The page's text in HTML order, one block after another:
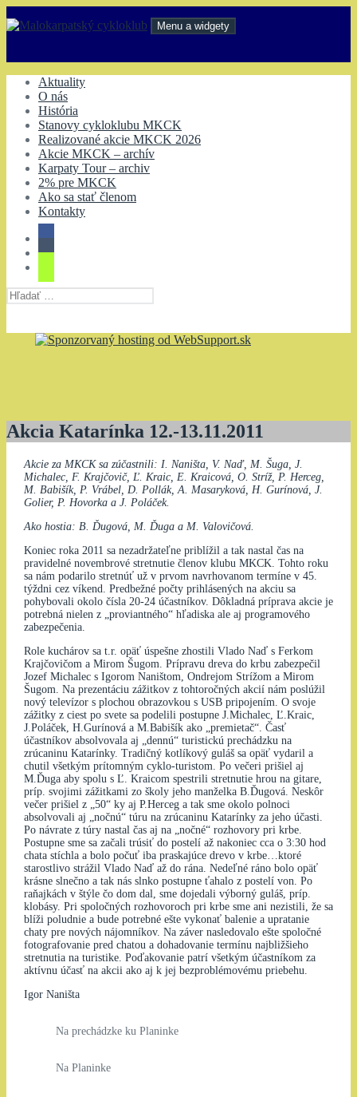
na
Menu a widgety
Aktuality
O nás
História
Stanovy cykloklubu MKCK
Realizované akcie MKCK 2026
Akcie MKCK – archív
Karpaty Tour – archiv
2% pre MKCK
Ako sa stať členom
Kontakty
Hľadať:
Akcia Katarínka 12.-13.11.2011
Akcie za MKCK sa zúčastnili: I. Naništa, V. Naď, M. Šuga, J.
Michalec, F. Krajčovič, Ľ. Kraic, E. Kraicová, O. Stríž, P. Herceg,
M. Babišík, P. Vrábel, D. Pollák, A. Masaryková, H. Gurínová, J.
Golier, P. Hovorka a J. Poláček.
Ako hostia: B. Ďugová, M. Ďuga a M. Valovičová.
Koniec roka 2011 sa nezadržateľne priblížil a tak nastal čas na
pravidelné novembrové stretnutie členov klubu MKCK. Tohto roku
sa nám podarilo stretnúť už v prvom navrhovanom termíne v 45.
týždni cez víkend. Predbežné počty prihlásených na akciu sa
pohybovali okolo čísla 20-24 účastníkov. Dôkladná príprava akcie je
potrebná nielen z „proviantného“ hľadiska ale aj programového
zabezpečenia.
Role kuchárov sa t.r. opäť úspešne zhostili Vlado Naď s Ferkom
Krajčovičom a Mirom Šugom. Prípravu dreva do krbu zabezpečil
Jozef Michalec s Igorom Naništom, Ondrejom Strížom a Mirom
Šugom. Na prezentáciu zážitkov z tohtoročných akcií nám poslúžil
nový televízor s plochou obrazovkou s USB pripojením. O svoje
zážitky z ciest po svete sa podelili postupne J.Michalec, Ľ.Kraic,
J.Poláček, H.Gurínová a M.Babišík ako „premietač“. Časť
účastníkov absolvovala aj „dennú“ turistickú prechádzku na
zrúcaninu Katarínky. Tradičný kotlíkový guláš sa opäť vydaril a
chutil všetkým prítomným cyklo-turistom. Po večeri prišiel aj
M.Ďuga aby spolu s Ľ. Kraicom spestrili stretnutie hrou na gitare,
príp. svojimi zážitkami zo školy jeho manželka B.Ďugová. Neskôr
večer prišiel z „50“ ky aj P.Herceg a tak sme okolo polnoci
absolvovali aj „nočnú“ túru na zrúcaninu Katarínky za jeho účasti.
Po návrate z túry nastal čas aj na „nočné“ rozhovory pri krbe.
Postupne sme sa začali trúsiť do postelí až nakoniec cca o 3:30 hod
chata stíchla a bolo počuť iba praskajúce drevo v krbe…ktoré
starostlivo strážil Vlado Naď až do rána. Nedeľné ráno bolo opäť
krásne slnečno a tak nás slnko postupne ťahalo z postelí von. Po
raňajkách v štýle čo dom dal, sme dojedali výborný guláš, príp.
klobásy. Pri spoločných rozhovoroch pri krbe sme ani nezistili, že sa
blíži poludnie a bude potrebné ešte vykonať balenie a upratanie
chaty pre nových nájomníkov. Na záver nasledovalo ešte spoločné
fotografovanie pred chatou a dohadovanie termínu najbližšieho
stretnutia na turistike. Poďakovanie patrí všetkým účastníkom za
aktívnu účasť na akcii ako aj k jej bezproblémovému priebehu.
Igor Naništa
Na prechádzke ku Planinke
Na Planinke